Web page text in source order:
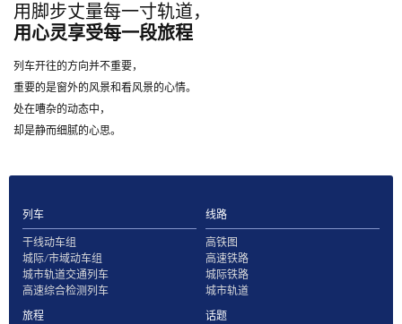
用脚步丈量每一寸轨道，
用心灵享受每一段旅程
列车开往的方向并不重要，
重要的是窗外的风景和看风景的心情。
处在嘈杂的动态中，
却是静而细腻的心思。
列车
干线动车组
城际/市域动车组
城市轨道交通列车
高速综合检测列车
线路
高铁图
高速铁路
城际铁路
城市轨道
旅程
话题